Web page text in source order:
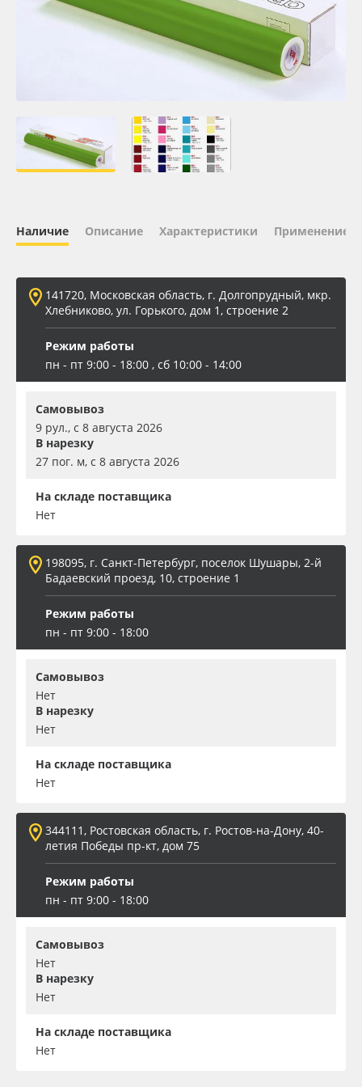
Oracal 641
ПЭТ листовой
Вспененный ПВХ
Баннер
Заготовки для сувениров
Наличие Описание Характеристики Применение
141720, Московская область, г. Долгопрудный, мкр.
Хлебниково, ул. Горького, дом 1, строение 2
Режим работы
пн - пт 9:00 - 18:00 , сб 10:00 - 14:00
Самовывоз
9 рул., с 8 августа 2026
В нарезку
27 пог. м, с 8 августа 2026
На складе поставщика
Нет
198095, г. Санкт-Петербург, поселок Шушары, 2-й
Бадаевский проезд, 10, строение 1
Режим работы
пн - пт 9:00 - 18:00
Самовывоз
Нет
В нарезку
Нет
На складе поставщика
Нет
344111, Ростовская область, г. Ростов-на-Дону, 40-
летия Победы пр-кт, дом 75
Режим работы
пн - пт 9:00 - 18:00
Самовывоз
Нет
В нарезку
Нет
На складе поставщика
Нет